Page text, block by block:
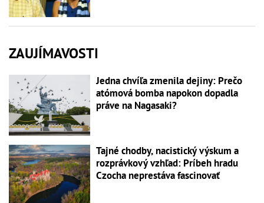
ZAUJÍMAVOSTI
Jedna chvíľa zmenila dejiny: Prečo
atómová bomba napokon dopadla
práve na Nagasaki?
Tajné chodby, nacistický výskum a
rozprávkový vzhľad: Príbeh hradu
Czocha neprestáva fascinovať